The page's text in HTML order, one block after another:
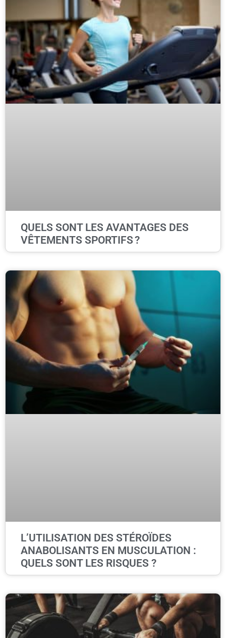
QUELS SONT LES AVANTAGES DES
VÊTEMENTS SPORTIFS ?
L’UTILISATION DES STÉROÏDES
ANABOLISANTS EN MUSCULATION :
QUELS SONT LES RISQUES ?